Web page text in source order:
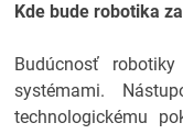
Kde bude robotika
Budúcnosť
systémami.
technologickému